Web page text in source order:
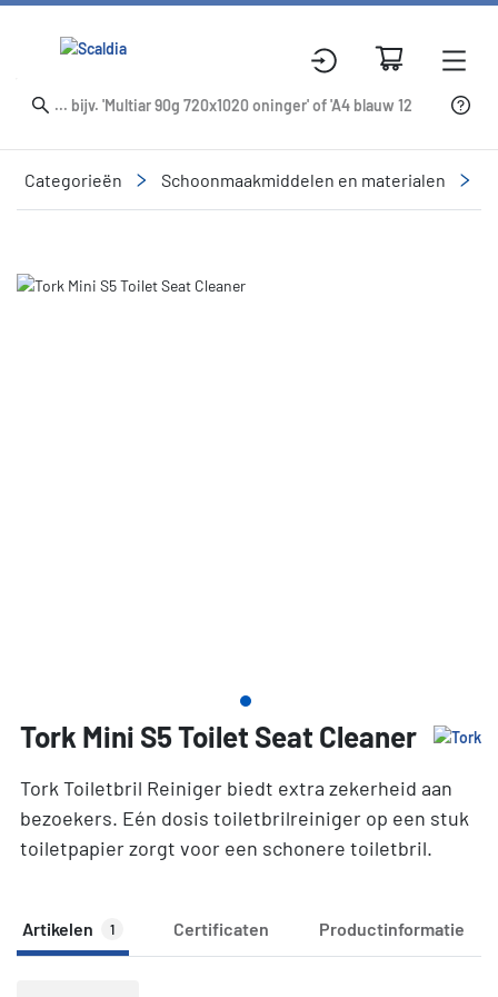
Categorieën Schoonmaakmiddelen en materialen
Slide 1 of 1
Tork Mini S5 Toilet Seat Cleaner
Tork Toiletbril Reiniger biedt extra zekerheid aan
bezoekers. Eén dosis toiletbrilreiniger op een stuk
toiletpapier zorgt voor een schonere toiletbril.
Artikelen 1 Certificaten Productinformatie